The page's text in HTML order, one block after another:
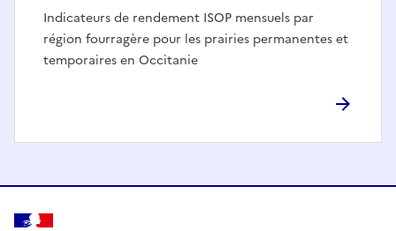
Indicateurs de rendement ISOP mensuels par
région fourragère pour les prairies permanentes et
temporaires en Occitanie